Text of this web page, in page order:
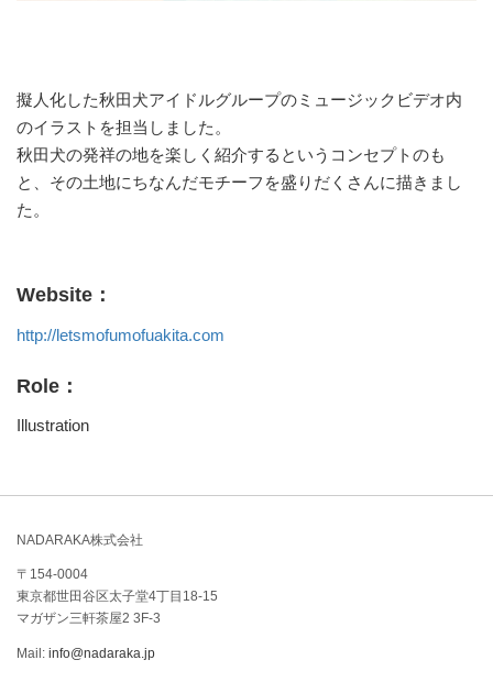
擬人化した秋田犬アイドルグループのミュージックビデオ内
のイラストを担当しました。
秋田犬の発祥の地を楽しく紹介するというコンセプトのも
と、その土地にちなんだモチーフを盛りだくさんに描きまし
た。
Website：
http://letsmofumofuakita.com
Role：
Illustration
NADARAKA株式会社
〒154-0004
東京都世田谷区太子堂4丁目18-15
マガザン三軒茶屋2 3F-3
Mail: info@nadaraka.jp